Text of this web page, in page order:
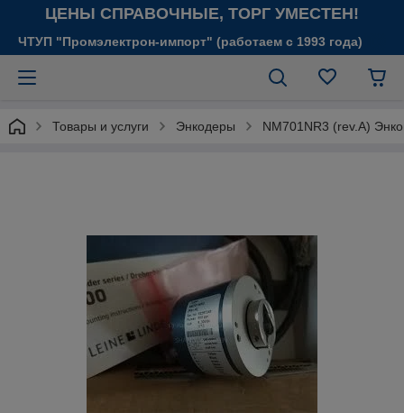
ЦЕНЫ СПРАВОЧНЫЕ, ТОРГ УМЕСТЕН!
ЧТУП "Промэлектрон-импорт" (работаем с 1993 года)
Товары и услуги Энкодеры NM701NR3 (rev.A)